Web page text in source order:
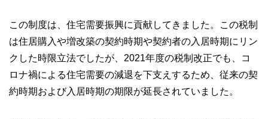
ummer.wixsite.com/summerarrow
この制度は、住宅需要振興に貢献してきました。この税制
は住居購入や増改築の契約時期や契約者の入居時期にリン
クした時限立法でしたが、2021年度の税制改正でも、コ
ロナ禍による住宅需要の減退を下支えするため、従来の契
約時期および入居時期の期限が延長されていました。